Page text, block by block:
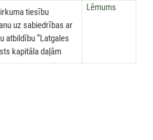
tiesību
uz sabiedrības ar
atbildību “Latgales
kapitāla daļām
Lēmums